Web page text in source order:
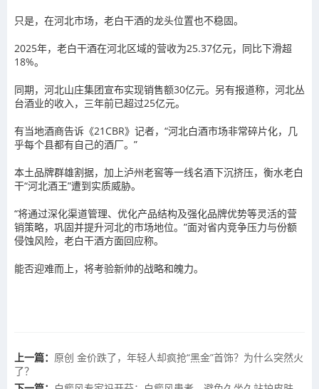
只是，在河北市场，老白干酒的龙头位置也不稳固。
2025年，老白干酒在河北区域的营收为25.37亿元，同比下滑超
18%。
同期，河北山庄集团宣布实现销售额30亿元。另有报道称，河北丛
台酒业的收入，三年前已超过25亿元。
有当地酒商告诉《21CBR》记者，“河北白酒市场非常碎片化，几
乎每个县都有自己的酒厂。”
本土品牌群雄割据，加上泸州老窖等一线名酒下沉挤压，衡水老白
干“河北酒王”遭到实质威胁。
“将通过深化渠道管理、优化产品结构及强化品牌优势等灵活的营
销策略，巩固并提升河北的市场地位。”面对省内竞争压力与份额
侵蚀风险，老白干酒方面回应称。
能否迎难而上，将考验新帅的战略和魄力。
上一篇： 原创 金价跌了，年轻人却疯抢“黑金”首饰？为什么突然火
了？